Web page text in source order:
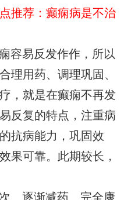
推荐：癫痫病是不治
容易反发作作，所以
理用药、调理巩固、
，就是在癫痫不再发
反复的特点，注重病
抗病能力，巩固效
果可靠。此期较长，
、逐渐减药、完全康